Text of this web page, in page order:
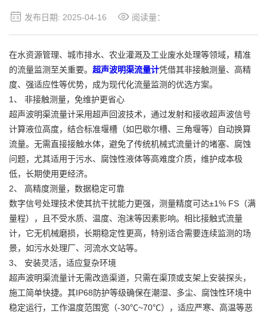
发布日期: 2025-04-16 阅读量：
在水资源管理、城市排水、农业灌溉及工业废水处理等领域，精准
的流量监测至关重要。 超声波明渠流量计凭借其非接触测量、高精
度、强适应性等优势，成为现代化流量监测的优选方案。
1、 非接触测量，免维护更省心
超声波明渠流量计采用超声回波技术，通过发射和接收超声波信号
计算液位高度，结合标准堰槽（如巴歇尔槽、三角堰等）自动换算
流量。无需直接接触水体，避免了传统机械式流量计的堵塞、腐蚀
问题，尤其适用于污水、腐蚀性液体等高难度介质，维护成本极
低，长期使用更经济。
2、 高精度测量，数据稳定可靠
数字信号处理技术使其抗干扰能力更强，测量精度可达±1% FS（满
量程），且不受水质、温度、泡沫等因素影响。相比接触式流量
计，它无机械磨损，长期稳定性更高，特别适合需要连续监测的场
景，如污水处理厂、河流水文站等。
3、 安装灵活，适应复杂环境
超声波明渠流量计无需改造渠道，只需在渠顶或支架上安装探头，
施工简单快捷。其IP68防护等级确保在潮湿、多尘、腐蚀性环境中
稳定运行，工作温度范围宽（-30℃~70℃），适应严寒、高温等恶